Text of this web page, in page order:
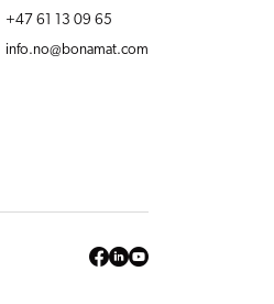
+47 61 13 09 65
info.no@bonamat.com